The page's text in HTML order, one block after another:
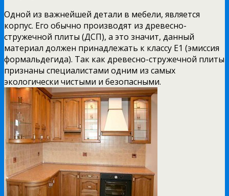
Одной из важнейшей детали в мебели, является
корпус. Его обычно производят из древесно-
стружечной плиты (ДСП), а это значит, данный
материал должен принадлежать к классу Е1 (эмиссия
формальдегида). Так как древесно-стружечной плиты
признаны специалистами одним из самых
экологически чистыми и безопасными.